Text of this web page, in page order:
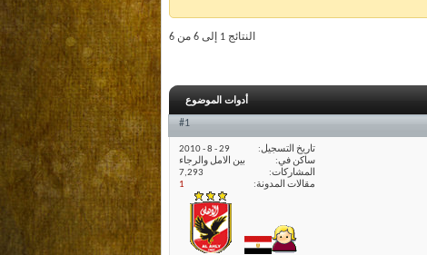
النتائج 1 إلى 6 من 6
أدوات الموضوع
#1
تاريخ التسجيل
29 - 8 - 2010
ساكن في
بين الامل والرجاء
المشاركات
7,293
مقالات المدونة
1